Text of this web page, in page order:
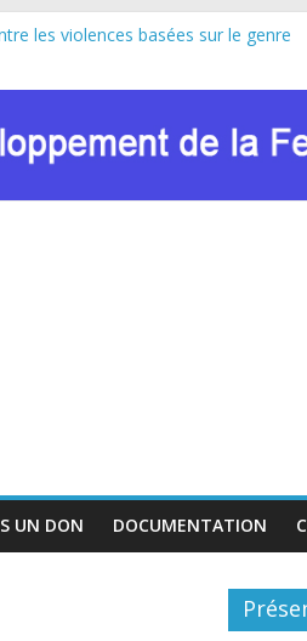
les violences basées sur le genre
renforcent leur plaidoyer pour
les VBG dans le contexte du
UN DON DOCUMENTATION